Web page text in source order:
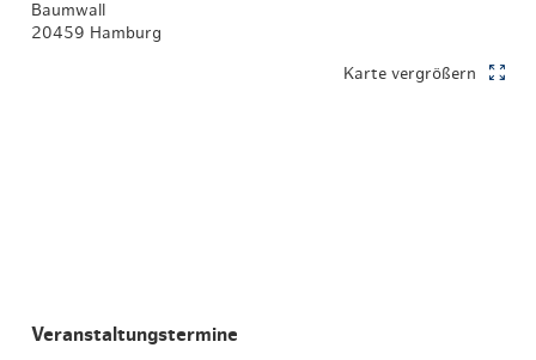
Baumwall
20459 Hamburg
Karte vergrößern
Veranstaltungstermine